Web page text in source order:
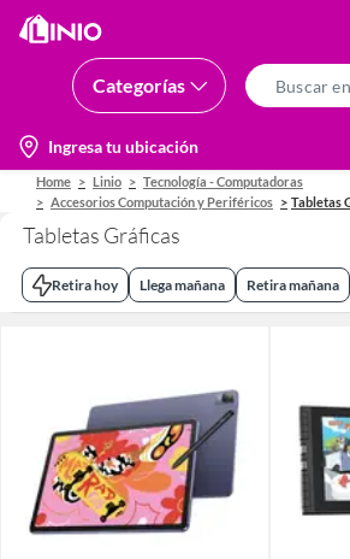
Categorías
location-
icon
Ingresa tu ubicación
Home Linio
Tecnología - Computadoras
Accesorios Computación y Periféricos
Tabletas
Tabletas Gráficas
Retira hoy Llega mañana Retira mañana